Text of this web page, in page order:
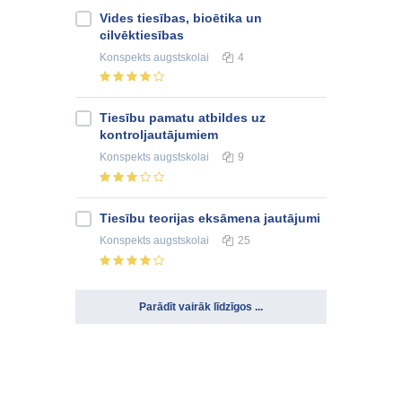
Vides tiesības, bioētika un
cilvēktiesības
Konspekts augstskolai 4
Tiesību pamatu atbildes uz
kontroljautājumiem
Konspekts augstskolai 9
Tiesību teorijas eksāmena jautājumi
Konspekts augstskolai 25
Parādīt vairāk līdzīgos ...